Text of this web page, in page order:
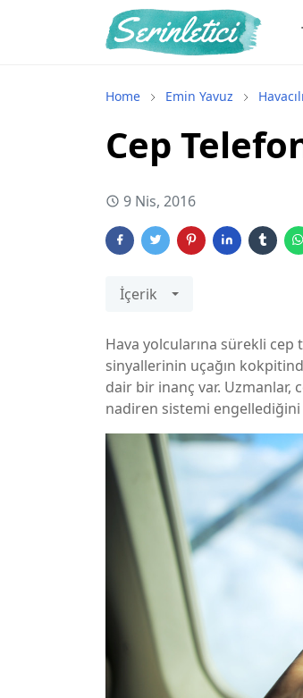
Home Emin Yavuz
Cep
9 Nis, 2016
İçerik
Hava yolcularına sürekli
sinyallerinin uçağın
dair bir inanç var. Uzmanlar,
nadiren sistemi